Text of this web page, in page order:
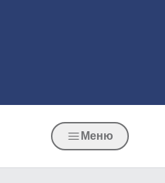
Меню